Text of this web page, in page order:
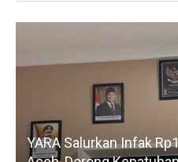
YARA Salurkan Infak